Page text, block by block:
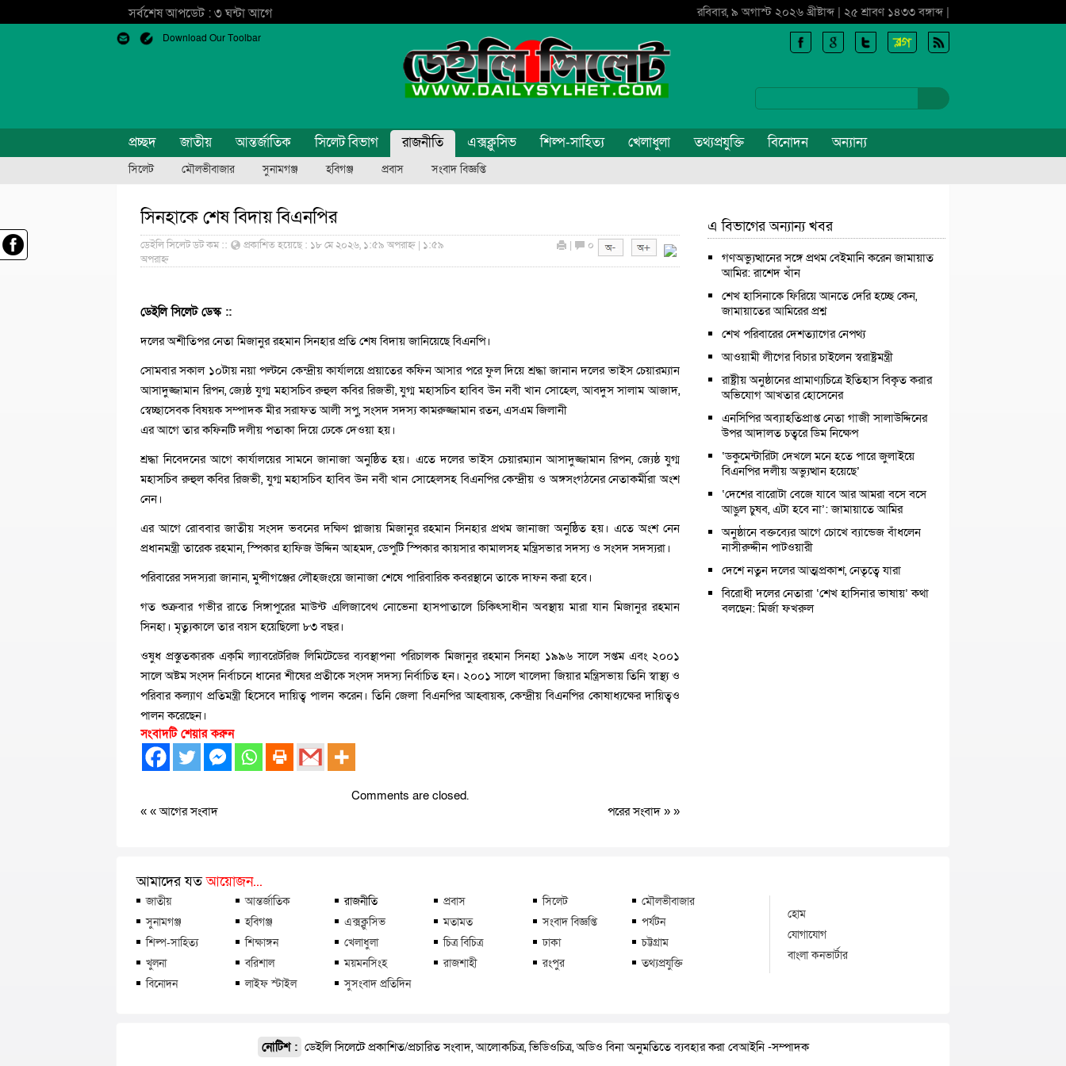
সর্বশেষ আপডেট : ৩ ঘন্টা আগে রবিবার, ৯ অগাস্ট ২০২৬ খ্রীষ্টাব্দ | ২৫ শ্রাবণ ১৪৩৩ বঙ্গাব্দ |
Download Our Toolbar
প্রচ্ছদ জাতীয় আন্তর্জাতিক সিলেট বিভাগ রাজনীতি এক্সক্লুসিভ শিল্প-সাহিত্য খেলাধুলা তথ্যপ্রযুক্তি বিনোদন অন্যান্য
সিলেট মৌলভীবাজার সুনামগঞ্জ হবিগঞ্জ প্রবাস সংবাদ বিজ্ঞপ্তি
সিনহাকে শেষ বিদায় বিএনপির
ডেইলি সিলেট ডট কম ::
প্রকাশিত হয়েছে : ১৮ মে ২০২৬, ১:৫৯ অপরাহ্ন | ১:৫৯
অপরাহ্ন
| ০
ডেইলি সিলেট ডেস্ক ::
দলের অশীতিপর নেতা মিজানুর রহমান সিনহার প্রতি শেষ বিদায় জানিয়েছে বিএনপি।
সোমবার সকাল ১০টায় নয়া পল্টনে কেন্দ্রীয় কার্যালয়ে প্রয়াতের কফিন আসার পরে ফুল দিয়ে শ্রদ্ধা জানান দলের ভাইস চেয়ারম্যান
আসাদুজ্জামান রিপন, জ্যেষ্ঠ যুগ্ম মহাসচিব রুহুল কবির রিজভী, যুগ্ম মহাসচিব হাবিব উন নবী খান সোহেল, আবদুস সালাম আজাদ,
স্বেচ্ছাসেবক বিষয়ক সম্পাদক মীর সরাফত আলী সপু, সংসদ সদস্য কামরুজ্জামান রতন, এসএম জিলানী
এর আগে তার কফিনটি দলীয় পতাকা দিয়ে ঢেকে দেওয়া হয়।
শ্রদ্ধা নিবেদনের আগে কার্যালয়ের সামনে জানাজা অনুষ্ঠিত হয়। এতে দলের ভাইস চেয়ারম্যান আসাদুজ্জামান রিপন, জ্যেষ্ঠ যুগ্ম
মহাসচিব রুহুল কবির রিজভী, যুগ্ম মহাসচিব হাবিব উন নবী খান সোহেলসহ বিএনপির কেন্দ্রীয় ও অঙ্গসংগঠনের নেতাকর্মীরা অংশ
নেন।
এর আগে রোববার জাতীয় সংসদ ভবনের দক্ষিণ প্লাজায় মিজানুর রহমান সিনহার প্রথম জানাজা অনুষ্ঠিত হয়। এতে অংশ নেন
প্রধানমন্ত্রী তারেক রহমান, স্পিকার হাফিজ উদ্দিন আহমদ, ডেপুটি স্পিকার কায়সার কামালসহ মন্ত্রিসভার সদস্য ও সংসদ সদস্যরা।
পরিবারের সদস্যরা জানান, মুন্সীগঞ্জের লৌহজংয়ে জানাজা শেষে পারিবারিক কবরস্থানে তাকে দাফন করা হবে।
গত শুক্রবার গভীর রাতে সিঙ্গাপুরের মাউন্ট এলিজাবেথ নোভেনা হাসপাতালে চিকিৎসাধীন অবস্থায় মারা যান মিজানুর রহমান
সিনহা। মৃত্যুকালে তার বয়স হয়েছিলো ৮৩ বছর।
ওষুধ প্রস্তুতকারক এক্‌মি ল্যাবরেটরিজ লিমিটেডের ব্যবস্থাপনা পরিচালক মিজানুর রহমান সিনহা ১৯৯৬ সালে সপ্তম এবং ২০০১
সালে অষ্টম সংসদ নির্বাচনে ধানের শীষের প্রতীকে সংসদ সদস্য নির্বাচিত হন। ২০০১ সালে খালেদা জিয়ার মন্ত্রিসভায় তিনি স্বাস্থ্য ও
পরিবার কল্যাণ প্রতিমন্ত্রী হিসেবে দায়িত্ব পালন করেন। তিনি জেলা বিএনপির আহ্বায়ক, কেন্দ্রীয় বিএনপির কোষাধ্যক্ষের দায়িত্বও
পালন করেছেন।
সংবাদটি শেয়ার করুন
Comments are closed.
« «আগের সংবাদ পরের সংবাদ » »
এ বিভাগের অন্যান্য খবর
গণঅভ্যুত্থানের সঙ্গে প্রথম বেইমানি করেন জামায়াত
আমির: রাশেদ খাঁন
শেখ হাসিনাকে ফিরিয়ে আনতে দেরি হচ্ছে কেন,
জামায়াতের আমিরের প্রশ্ন
শেখ পরিবারের দেশত্যাগের নেপথ্য
আওয়ামী লীগের বিচার চাইলেন স্বরাষ্ট্রমন্ত্রী
রাষ্ট্রীয় অনুষ্ঠানের প্রামাণ্যচিত্রে ইতিহাস বিকৃত করার
অভিযোগ আখতার হোসেনের
এনসিপির অব্যাহতিপ্রাপ্ত নেতা গাজী সালাউদ্দিনের
উপর আদালত চত্বরে ডিম নিক্ষেপ
‘ডকুমেন্টারিটা দেখলে মনে হতে পারে জুলাইয়ে
বিএনপির দলীয় অভ্যুত্থান হয়েছে’
‘দেশের বারোটা বেজে যাবে আর আমরা বসে বসে
আঙুল চুষব, এটা হবে না’: জামায়াতে আমির
অনুষ্ঠানে বক্তব্যের আগে চোখে ব্যান্ডেজ বাঁধলেন
নাসীরুদ্দীন পাটওয়ারী
দেশে নতুন দলের আত্মপ্রকাশ, নেতৃত্বে যারা
বিরোধী দলের নেতারা ‘শেখ হাসিনার ভাষায়’ কথা
বলছেন: মির্জা ফখরুল
আমাদের যতআয়োজন...
জাতীয় আন্তর্জাতিক রাজনীতি প্রবাস সিলেট
মৌলভীবাজার
সুনামগঞ্জ
হবিগঞ্জ এক্সক্লুসিভ মতামত সংবাদ বিজ্ঞপ্তি
পর্যটন
শিল্প-সাহিত্য
শিক্ষাঙ্গন খেলাধুলা চিত্র বিচিত্র ঢাকা
চট্টগ্রাম
খুলনা
বরিশাল ময়মনসিংহ রাজশাহী রংপুর
তথ্যপ্রযুক্তি
বিনোদন
লাইফ স্টাইল সুসংবাদ প্রতিদিন
হোম
যোগাযোগ
বাংলা কনভার্টার
নোটিশ : ডেইলি সিলেটে প্রকাশিত/প্রচারিত সংবাদ, আলোকচিত্র, ভিডিওচিত্র, অডিও বিনা অনুমতিতে ব্যবহার করা বেআইনি -সম্পাদক